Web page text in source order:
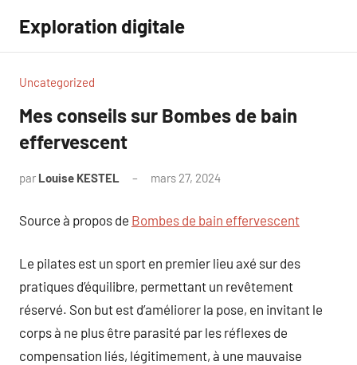
contenu
Exploration digitale
Uncategorized
Mes conseils sur Bombes de bain
effervescent
par Louise KESTEL mars 27, 2024
Source à propos de Bombes de bain effervescent
Le pilates est un sport en premier lieu axé sur des
pratiques d’équilibre, permettant un revêtement
réservé. Son but est d’améliorer la pose, en invitant le
corps à ne plus être parasité par les réflexes de
compensation liés, légitimement, à une mauvaise